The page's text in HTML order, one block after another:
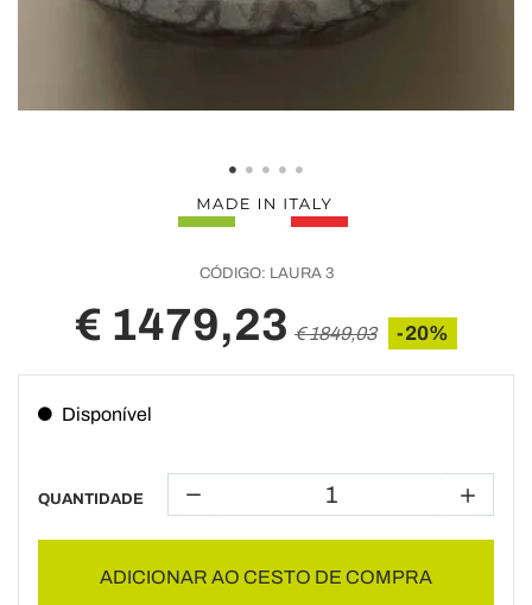
CÓDIGO: LAURA 3
€ 1479,23 € 1849,03 -20%
Disponível
QUANTIDADE
ADICIONAR AO CESTO DE COMPRA